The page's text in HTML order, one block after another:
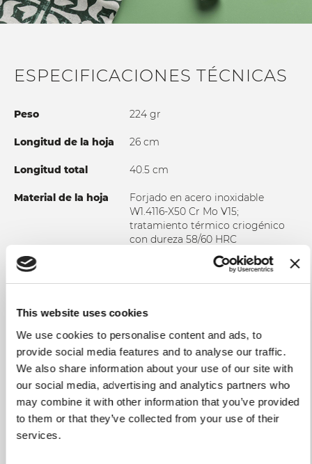
This website uses cookies
We use cookies to personalise content and ads, to
provide social media features and to analyse our traffic.
We also share information about your use of our site with
our social media, advertising and analytics partners who
may combine it with other information that you’ve provided
to them or that they’ve collected from your use of their
services.
ESPECIFICACIONES TÉCNICAS
Peso 224 gr
Longitud de la hoja 26 cm
Longitud total 40.5 cm
Material de la hoja
Forjado en acero inoxidable
W1.4116-X50 Cr Mo V15;
tratamiento térmico criogénico
con dureza 58/60 HRC
Sujeción
Mango pulido en polimetacrilato -
PMMA
Uso y mantenimiento No lavar en el lavavajillas.
un lavado manual en agua
caliente para garantizar la
integridad del producto y una
mayor duración en el tiempo. En
cualquier caso se recomienda
secar el cuchillo tras el lavado. No
utilizar tejidos